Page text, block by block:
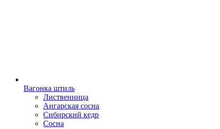
Вагонка штиль
Лиственница
Ангарская сосна
Сибирский кедр
Сосна